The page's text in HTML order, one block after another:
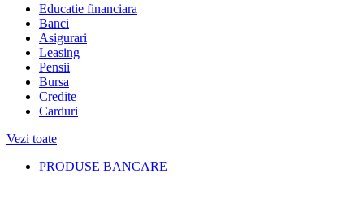
Educatie financiara
Banci
Asigurari
Leasing
Pensii
Bursa
Credite
Carduri
Vezi toate
PRODUSE BANCARE